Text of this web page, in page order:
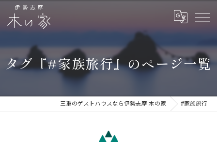
タグ『#家族旅行』のページ一覧
三重のゲストハウスなら伊勢志摩 木の家 #家族旅行